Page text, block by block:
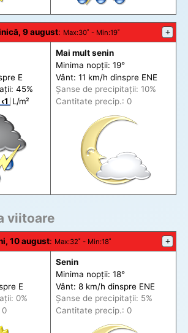
9 august: Max:30˚ - Min:19˚ +
E
: 45%
‹1 L/m²
Mai mult senin
Minima nopții: 19°
Vânt: 11 km/h dinspre ENE
Șanse de precipitații: 10%
Cantitate precip.: 0
viitoare
10 august: Max:32˚ - Min:18˚ +
E
: 0%
0
Senin
Minima nopții: 18°
Vânt: 8 km/h dinspre ENE
Șanse de precipitații: 5%
Cantitate precip.: 0